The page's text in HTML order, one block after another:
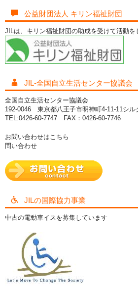
公益財団法人 キリン福祉財団
JILは、キリン福祉財団の助成を受けて活動を
JIL-全国自立生活センター協議会
全国自立生活センター協議会
192-0046 東京都八王子市明神町4-11-11シル
TEL:0426-60-7747 FAX：0426-60-7746
お問い合わせはこちら
問い合わせ
JILの国際協力事業
中古の電動車イスを募集しています